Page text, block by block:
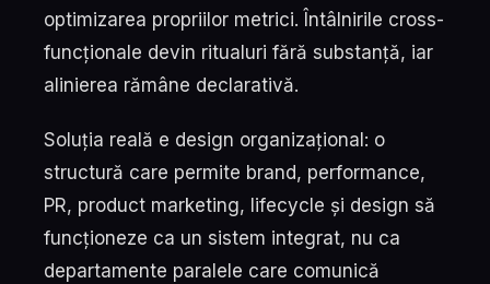
optimizarea propriilor metrici. Întâlnirile cross-
funcționale devin ritualuri fără substanță, iar
alinierea rămâne declarativă.
Soluția reală e design organizațional: o
structură care permite brand, performance,
PR, product marketing, lifecycle și design să
funcționeze ca un sistem integrat, nu ca
departamente paralele care comunică